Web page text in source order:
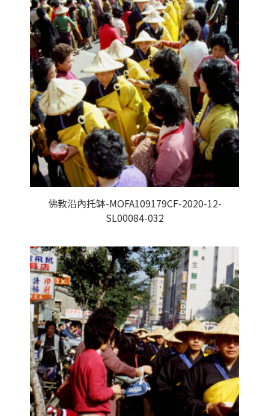
佛教沿內托缽-MOFA109179CF-2020-12-
SL00084-032